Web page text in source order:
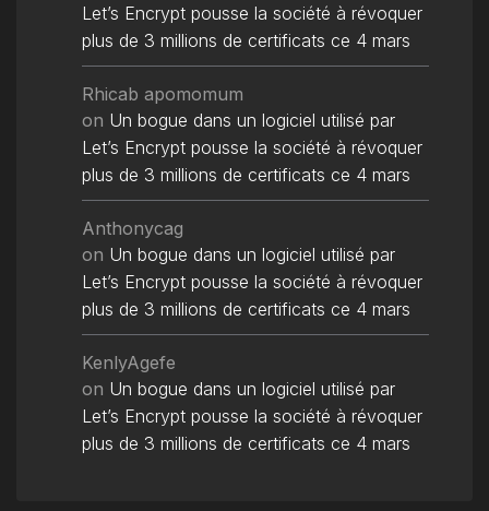
Let’s Encrypt pousse la société à révoquer
plus de 3 millions de certificats ce 4 mars
Rhicab apomomum
on Un bogue dans un logiciel utilisé par
Let’s Encrypt pousse la société à révoquer
plus de 3 millions de certificats ce 4 mars
Anthonycag
on Un bogue dans un logiciel utilisé par
Let’s Encrypt pousse la société à révoquer
plus de 3 millions de certificats ce 4 mars
KenlyAgefe
on Un bogue dans un logiciel utilisé par
Let’s Encrypt pousse la société à révoquer
plus de 3 millions de certificats ce 4 mars